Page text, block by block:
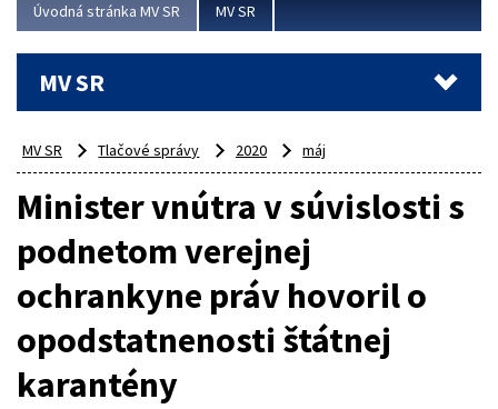
Úvodná stránka MV SR MV SR
MV SR
MV SR Tlačové správy 2020 máj
Minister vnútra v súvislosti s
podnetom verejnej
ochrankyne práv hovoril o
opodstatnenosti štátnej
karantény